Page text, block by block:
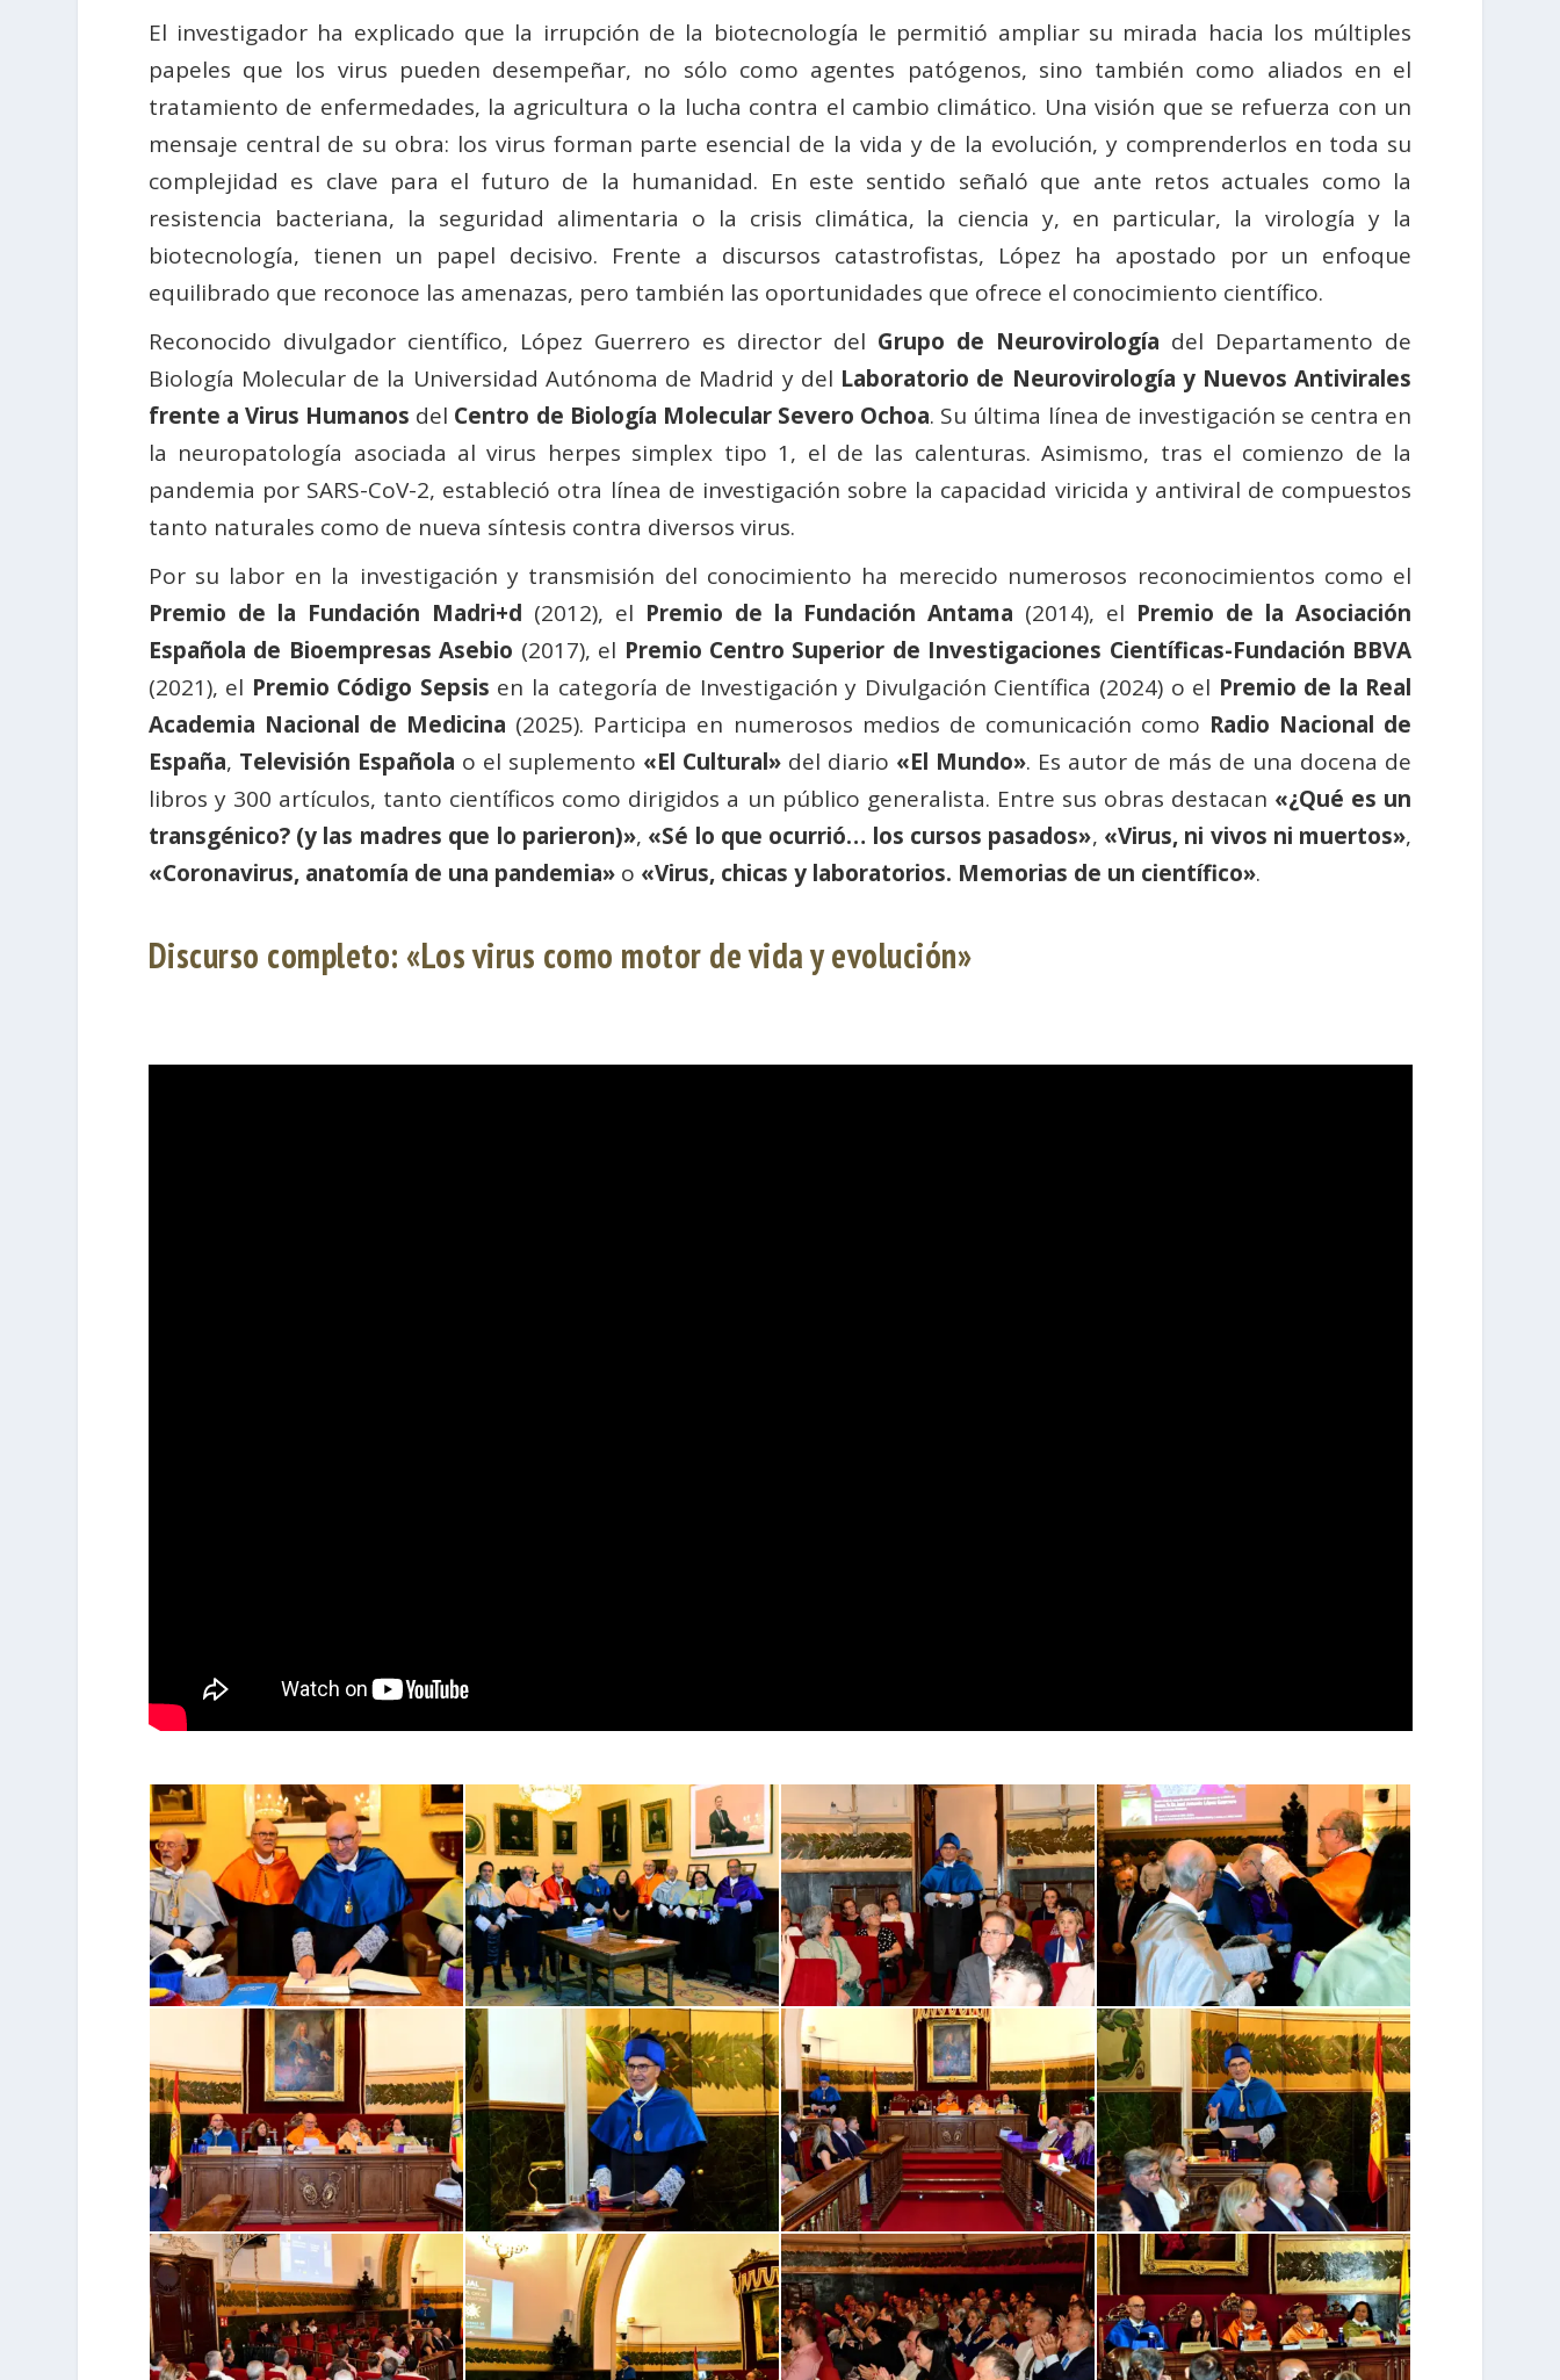
El investigador ha explicado que la irrupción de la biotecnología le permitió ampliar su mirada hacia los múltiples
papeles que los virus pueden desempeñar, no sólo como agentes patógenos, sino también como aliados en el
tratamiento de enfermedades, la agricultura o la lucha contra el cambio climático. Una visión que se refuerza con un
mensaje central de su obra: los virus forman parte esencial de la vida y de la evolución, y comprenderlos en toda su
complejidad es clave para el futuro de la humanidad. En este sentido señaló que ante retos actuales como la
resistencia bacteriana, la seguridad alimentaria o la crisis climática, la ciencia y, en particular, la virología y la
biotecnología, tienen un papel decisivo. Frente a discursos catastrofistas, López ha apostado por un enfoque
equilibrado que reconoce las amenazas, pero también las oportunidades que ofrece el conocimiento científico.
Reconocido divulgador científico, López Guerrero es director del Grupo de Neurovirología del Departamento de
Biología Molecular de la Universidad Autónoma de Madrid y del Laboratorio de Neurovirología y Nuevos Antivirales
frente a Virus Humanos del Centro de Biología Molecular Severo Ochoa. Su última línea de investigación se centra en
la neuropatología asociada al virus herpes simplex tipo 1, el de las calenturas. Asimismo, tras el comienzo de la
pandemia por SARS-CoV-2, estableció otra línea de investigación sobre la capacidad viricida y antiviral de compuestos
tanto naturales como de nueva síntesis contra diversos virus.
Por su labor en la investigación y transmisión del conocimiento ha merecido numerosos reconocimientos como el
Premio de la Fundación Madri+d (2012), el Premio de la Fundación Antama (2014), el Premio de la Asociación
Española de Bioempresas Asebio (2017), el Premio Centro Superior de Investigaciones Científicas-Fundación BBVA
(2021), el Premio Código Sepsis en la categoría de Investigación y Divulgación Científica (2024) o el Premio de la Real
Academia Nacional de Medicina (2025). Participa en numerosos medios de comunicación como Radio Nacional de
España, Televisión Española o el suplemento «El Cultural»del diario «El Mundo». Es autor de más de una docena de
libros y 300 artículos, tanto científicos como dirigidos a un público generalista. Entre sus obras destacan «¿Qué es un
transgénico? (y las madres que lo parieron)», «Sé lo que ocurrió… los cursos pasados», «Virus, ni vivos ni muertos»,
«Coronavirus, anatomía de una pandemia»o «Virus, chicas y laboratorios. Memorias de un científico».
Discurso completo: «Los virus como motor de vida y evolución»